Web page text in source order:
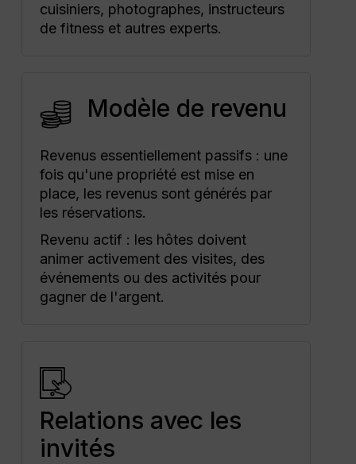
cuisiniers, photographes, instructeurs
de fitness et autres experts.
Modèle de revenu
Revenus essentiellement passifs : une
fois qu'une propriété est mise en
place, les revenus sont générés par
les réservations.
Revenu actif : les hôtes doivent
animer activement des visites, des
événements ou des activités pour
gagner de l'argent.
Relations avec les
invités